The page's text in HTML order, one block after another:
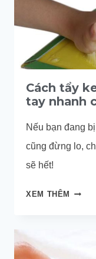
LÔNG
Cách tẩy
tay nhanh
Nếu bạn đang
cũng đừng lo,
sẽ hết!
XEM THÊM
CÁCH